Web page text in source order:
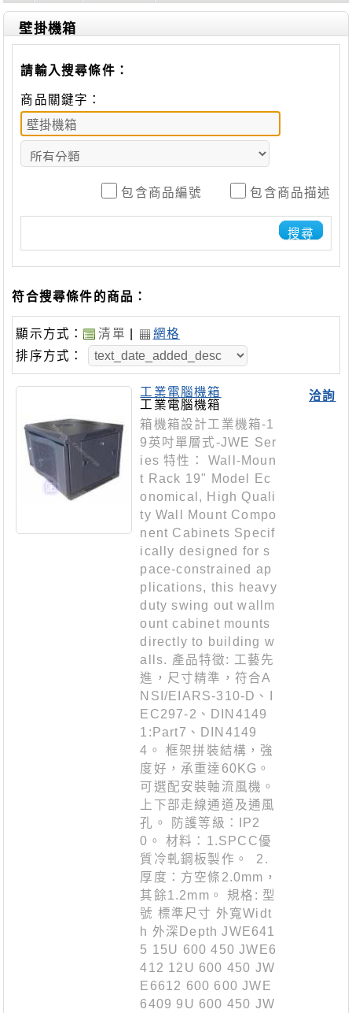
壁掛機箱
請輸入搜尋條件：
商品關鍵字：
包含商品編號 包含商品描述
搜尋
符合搜尋條件的商品：
顯示方式： 清單
網格
排序方式：
洽詢
工業電腦機箱
工業電腦機箱
箱機箱設計工業機箱-1
9英吋單層式-JWE Ser
ies 特性： Wall-Moun
t Rack 19" Model Ec
onomical, High Quali
ty Wall Mount Compo
nent Cabinets Specif
ically designed for s
pace-constrained ap
plications, this heavy
duty swing out wallm
ount cabinet mounts
directly to building w
alls. 產品特徵: 工藝先
進，尺寸精準，符合A
NSI/EIARS-310-D、I
EC297-2、DIN4149
1:Part7、DIN4149
4。 框架拼裝結構，強
度好，承重達60KG。
可選配安裝軸流風機。
上下部走線通道及通風
孔。 防護等級：IP2
0。 材料：1.SPCC優
質冷軋鋼板製作。 2.
厚度：方空條2.0mm，
其餘1.2mm。 規格: 型
號 標準尺寸 外寬Widt
h 外深Depth JWE641
5 15U 600 450 JWE6
412 12U 600 450 JW
E6612 600 600 JWE
6409 9U 600 450 JW